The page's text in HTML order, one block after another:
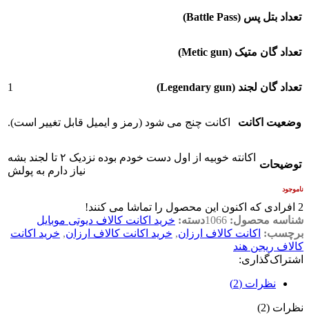
تعداد بتل پس (Battle Pass)
تعداد گان متیک (Metic gun)
تعداد گان لجند (Legendary gun) 1
وضعیت اکانت اکانت چنج می شود (رمز و ایمیل قابل تغییر است).
توضیحات
اکانته خوبیه از اول دست خودم بوده نزدیک ۲ تا لجند بشه
نیاز دارم به پولش
ناموجود
2 افرادی که اکنون این محصول را تماشا می کنند!
شناسه محصول: 1066دسته: خرید اکانت کالاف دیوتی موبایل
برچسب: اکانت کالاف ارزان, خرید اکانت کالاف ارزان, خرید اکانت
کالاف ریجن هند
اشتراک‌گذاری:
نظرات (2)
نظرات (2)